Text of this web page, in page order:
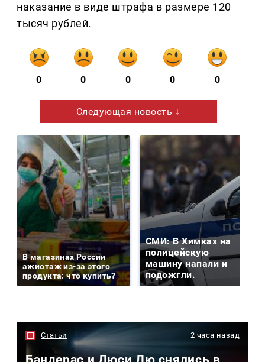
наказание в виде штрафа в размере 120
тысяч рублей.
0 0 0 0 0
Следующая новость ↓
В магазинах России
ажиотаж из-за этого
продукта: что купить?
СМИ: В Химках на
полицейскую
машину напали и
подожгли.
Статьи 2 часа назад